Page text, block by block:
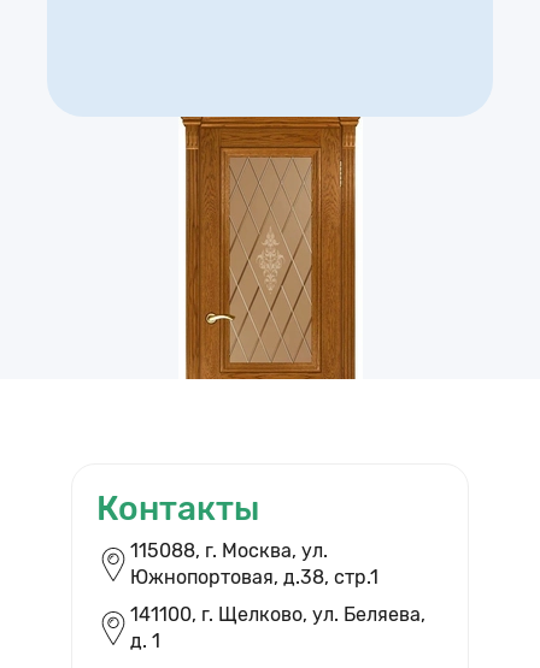
ВЫЗВАТЬ ЗАМЕРЩИКА
Бесплатный выезд и помощь в
выборе дверей
Контакты
115088, г. Москва, ул.
Южнопортовая, д.38, cтр.1
141100, г. Щелково, ул. Беляева,
д. 1